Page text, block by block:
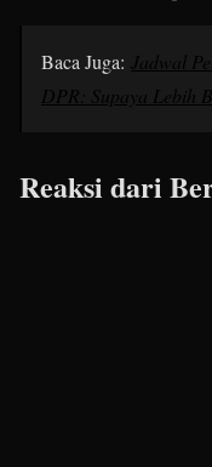
Baca Juga: Jadwal
DPR: Supaya Lebih
Reaksi dari